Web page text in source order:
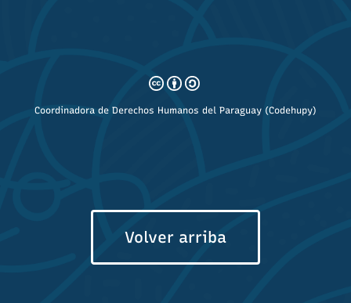
Coordinadora de Derechos Humanos del Paraguay (Codehupy)
Volver arriba